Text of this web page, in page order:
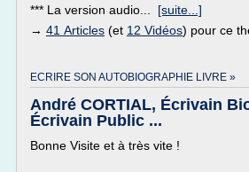
*** La version audio... [suite...]
→ 41 Articles (et 12 Vidéos) pour ce
ECRIRE SON AUTOBIOGRAPHIE LIVRE »
André CORTIAL, Écrivain
Écrivain Public ...
Bonne Visite et à très vite !